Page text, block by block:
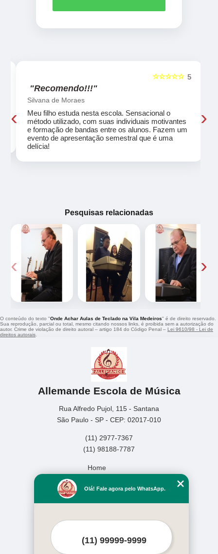
5
☆☆☆☆☆
"Recomendo!!!"
Silvana de Moraes
Meu filho estuda nesta escola. Sensacional o
método utilizado, com suas individuais motivantes
e formação de bandas entre os alunos. Fazem um
evento de apresentação semestral que é uma
delícia!
‹ ›
Pesquisas relacionadas
‹ ›
O conteúdo do texto "Onde Achar Aulas de Teclado na Vila Medeiros" é de direito reservado.
Sua reprodução, parcial ou total, mesmo citando nossos links, é proibida sem a autorização do
autor. Crime de violação de direito autoral – artigo 184 do Código Penal – Lei 9610/98 - Lei de
direitos autorais
Allemande Escola de Música
Rua Alfredo Pujol, 115 - Santana
São Paulo - SP - CEP: 02017-010
(11) 2977-7367
(11) 98188-7787
Home
Missão
Serviços
Mais Serviços
Olá! Fale agora pelo WhatsApp.